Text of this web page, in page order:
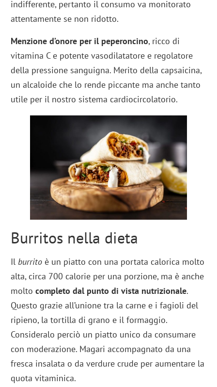
indifferente, pertanto il consumo va monitorato
attentamente se non ridotto.
Menzione d’onore per il peperoncino, ricco di
vitamina C e potente vasodilatatore e regolatore
della pressione sanguigna. Merito della capsaicina,
un alcaloide che lo rende piccante ma anche tanto
utile per il nostro sistema cardiocircolatorio.
Burritos nella dieta
Il burrito è un piatto con una portata calorica molto
alta, circa 700 calorie per una porzione, ma è anche
moltocompleto dal punto di vista nutrizionale.
Questo grazie all’unione tra la carne e i fagioli del
ripieno, la tortilla di grano e il formaggio.
Consideralo perciò un piatto unico da consumare
con moderazione. Magari accompagnato da una
fresca insalata o da verdure crude per aumentare la
quota vitaminica.